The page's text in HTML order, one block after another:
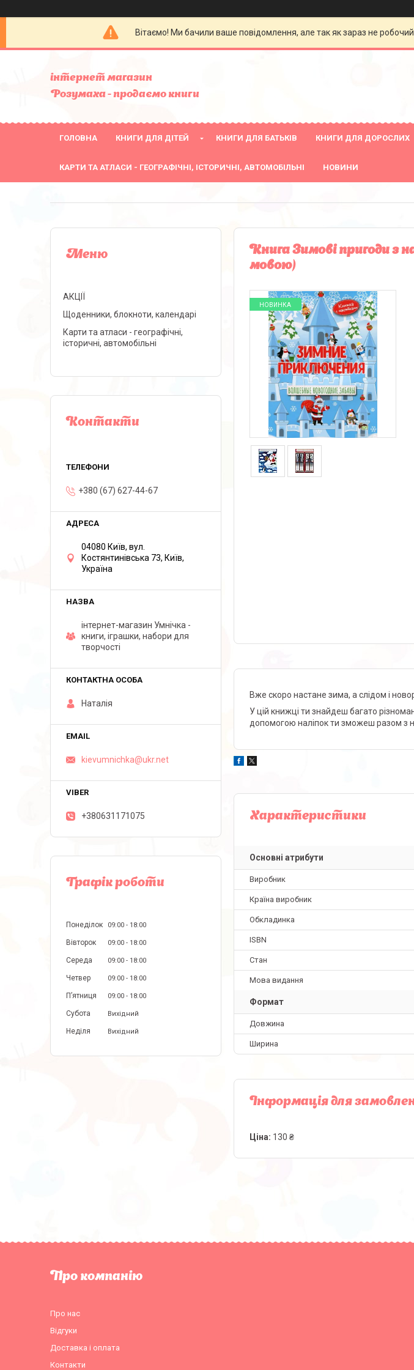
Вітаємо! Ми бачили ваше повідомлення, але так як зараз не
інтернет магазин
Розумаха - продаємо книги
ГОЛОВНА КНИГИ ДЛЯ ДІТЕЙ КНИГИ ДЛЯ БАТЬКІВ КНИГИ ДЛЯ ДОРОСЛИХ
КАРТИ ТА АТЛАСИ - ГЕОГРАФІЧНІ, ІСТОРИЧНІ, АВТОМОБІЛЬНІ НОВИНИ
Книга Зимові пригоди з
мовою)
НОВИНКА
Вже скоро настане зима, а слідом і
У цій книжці ти знайдеш багато
допомогою наліпок ти зможеш разом з
Характеристики
Основні атрибути
Виробник
Країна виробник
Обкладинка
ISBN
Стан
Мова видання
Формат
Довжина
Ширина
Інформація для
Ціна: 130 ₴
АКЦІЇ
Щоденники, блокноти, календарі
Карти та атласи - географічні,
історичні, автомобільні
Контакти
+380 (67) 627-44-67
04080 Київ, вул.
Костянтинівська 73, Київ,
Україна
інтернет-магазин Умнічка -
книги, іграшки, набори для
творчості
Наталія
kievumnichka@ukr.net
+380631171075
Графік роботи
Понеділок 09:00 18:00
Вівторок 09:00 18:00
Середа 09:00 18:00
Четвер 09:00 18:00
Пʼятниця 09:00 18:00
Субота Вихідний
Неділя Вихідний
Про компанію
Про нас
Відгуки
Доставка і оплата
Контакти